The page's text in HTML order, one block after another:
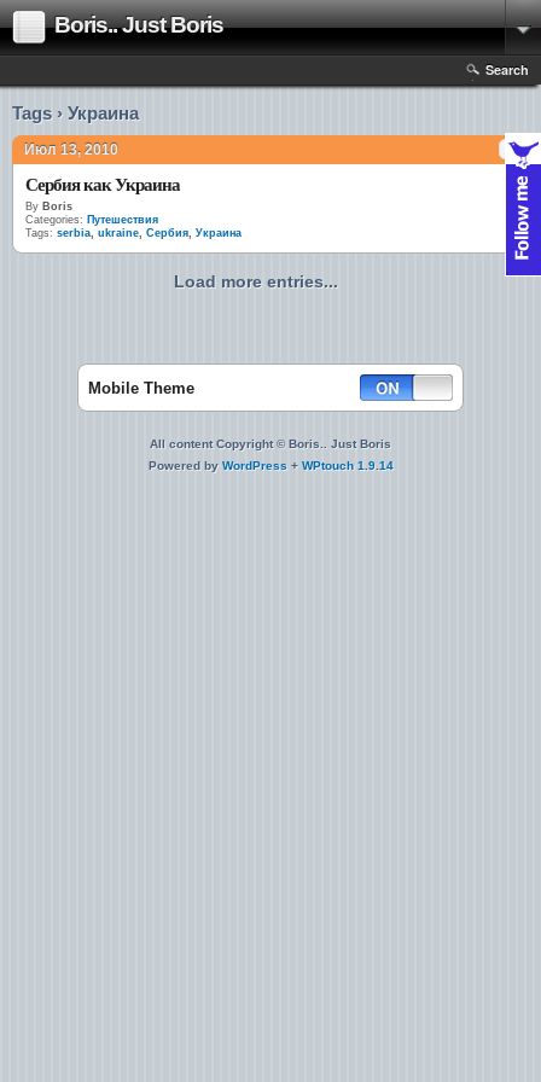
Boris.. Just Boris
Search
Tags › Украина
Июл 13, 2010
Сербия как Украина
By Boris
Categories: Путешествия
Tags: serbia, ukraine, Сербия, Украина
Load more entries...
Mobile Theme
All content Copyright © Boris.. Just Boris
Powered by WordPress + WPtouch 1.9.14